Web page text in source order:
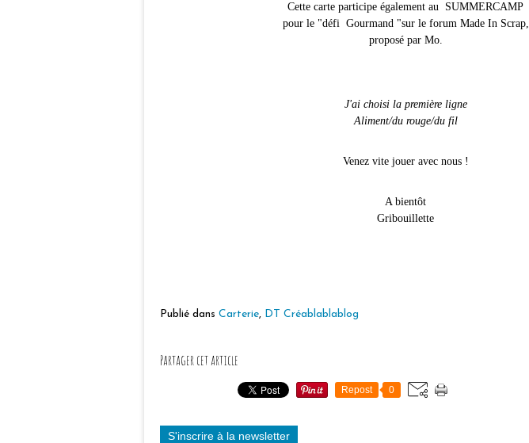
Cette carte participe également au SUMMERCAMP
pour le "défi Gourmand "sur le forum Made In Scrap,
proposé par Mo.
J'ai choisi la première ligne
Aliment/du rouge/du fil
Venez vite jouer avec nous !
A bientôt
Gribouillette
Publié dans Carterie, DT Créablablablog
Partager cet article
Repost 0
S'inscrire à la newsletter